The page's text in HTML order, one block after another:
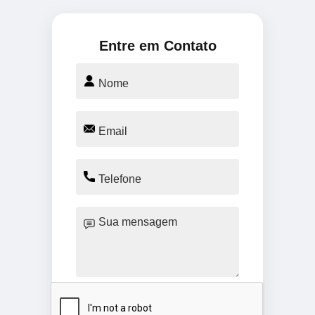
Entre em Contato